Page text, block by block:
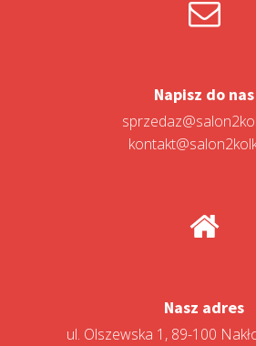
Napisz do nas
Nasz adres
ul. Olszewska 1, 89-100